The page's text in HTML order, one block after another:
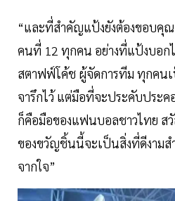
“และที่สำคัญแป้งยังต้องขอบคุณ
คนที่ 12 ทุกคน อย่างที่แป้งบอก
สตาฟฟ์โค้ช ผู้จัดการทีม ทุกคน
จารึกไว้ แต่มือที่จะประคับประ
ก็คือมือของแฟนบอลชาวไทย ส
ของขวัญชิ้นนี้จะเป็นสิ่งที่ดีงาม
จากใจ”